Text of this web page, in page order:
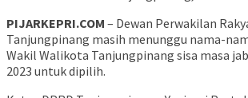
PIJARKEPRI.COM – Dewan Perwakilan
Tanjungpinang masih menunggu nama-
Wakil Walikota Tanjungpinang sisa masa
2023 untuk dipilih.